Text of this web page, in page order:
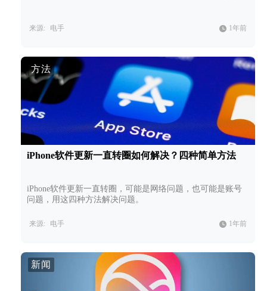
来源: 电手 1年前
方法
iPhone软件更新一直转圈如何解决？四种简单方法
iPhone软件更新一直转圈，可能是网络问题，也可能是账号
问题，用这四种方法解决问题。
来源: 电手 1年前
新闻